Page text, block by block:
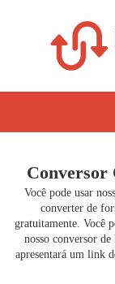
Conversor
Você pode usar
converter de
gratuitamente. Você
nosso conversor
apresentará um link